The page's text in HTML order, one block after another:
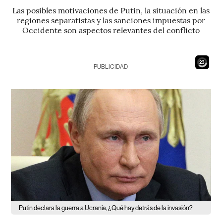
Las posibles motivaciones de Putin, la situación en las
regiones separatistas y las sanciones impuestas por
Occidente son aspectos relevantes del conflicto
21
PUBLICIDAD
Putin declara la guerra a Ucrania, ¿Qué hay detrás de la invasión?